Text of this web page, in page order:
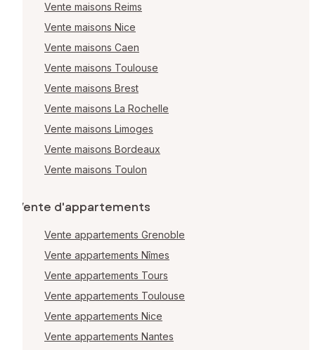
Vente maisons Reims
Vente maisons Nice
Vente maisons Caen
Vente maisons Toulouse
Vente maisons Brest
Vente maisons La Rochelle
Vente maisons Limoges
Vente maisons Bordeaux
Vente maisons Toulon
Vente d'appartements
Vente appartements Grenoble
Vente appartements Nîmes
Vente appartements Tours
Vente appartements Toulouse
Vente appartements Nice
Vente appartements Nantes